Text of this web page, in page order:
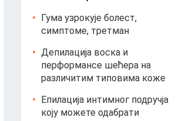
Гума узрокује болест,
симптоме, третман
Депилација воска и
перформансе шећера на
различитим типовима коже
Епилација интимног подручја
коју можете одабрати